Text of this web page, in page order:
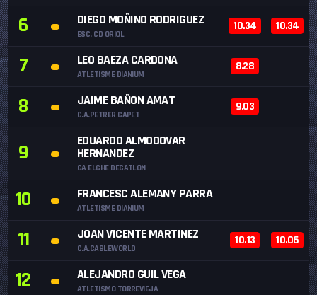
6 DIEGO MOÑINO RODRIGUEZ
ESC. CD ORIOL
10.34 10.34
7 LEO BAEZA CARDONA
ATLETISME DIANIUM
8.28
8 JAIME BAÑON AMAT
C.A.PETRER CAPET
9.03
9 EDUARDO ALMODOVAR
HERNANDEZ
CA ELCHE DECATLON
10 FRANCESC ALEMANY PARRA
ATLETISME DIANIUM
11 JOAN VICENTE MARTINEZ
C.A.CABLEWORLD
10.13 10.06
12 ALEJANDRO GUIL VEGA
ATLETISMO TORREVIEJA